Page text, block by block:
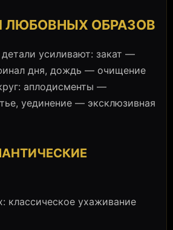
ЛЮБОВНЫХ ОБРАЗОВ
усиливают: закат —
дня, дождь — очищение
аплодисменты —
уединение — эксклюзивная
классическое ухаживание